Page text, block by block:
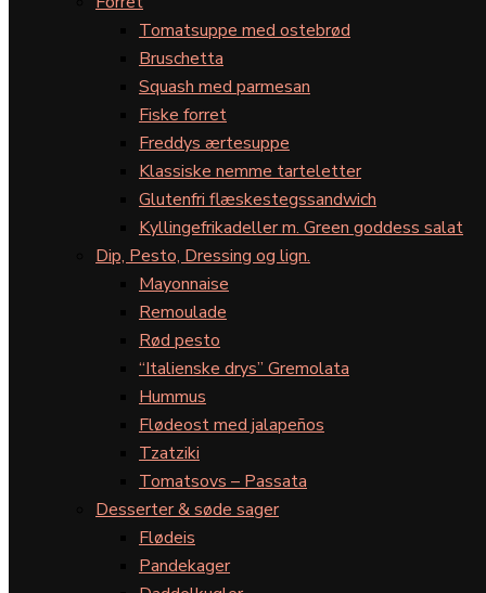
Tomatsuppe med ostebrød
Bruschetta
Squash med parmesan
Fiske forret
Freddys ærtesuppe
Klassiske nemme tarteletter
Glutenfri flæskestegssandwich
Kyllingefrikadeller m. Green goddess salat
Dip, Pesto, Dressing og lign.
Mayonnaise
Remoulade
Rød pesto
“Italienske drys” Gremolata
Hummus
Flødeost med jalapeños
Tzatziki
Tomatsovs – Passata
Desserter & søde sager
Flødeis
Pandekager